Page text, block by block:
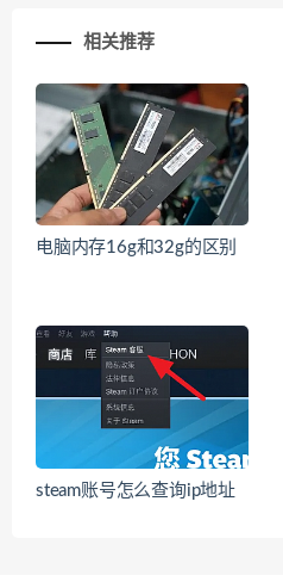
相关推荐
电脑内存16g和32g的区别
steam账号怎么查询ip地址